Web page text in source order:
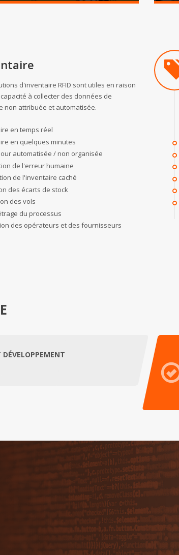
d'inventaire RFID sont utiles en raison
à collecter des données de
non attribuée et automatisée.
en temps réel
en quelques minutes
automatisée / non organisée
de l'erreur humaine
de l'inventaire caché
des écarts de stock
des vols
du processus
des opérateurs et des fournisseurs